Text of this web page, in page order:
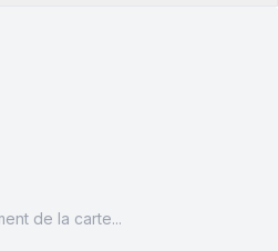
de la carte...